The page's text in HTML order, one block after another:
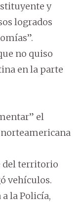
y
logrados
no quiso
en la parte
el
del territorio
vehículos.
la Policía,